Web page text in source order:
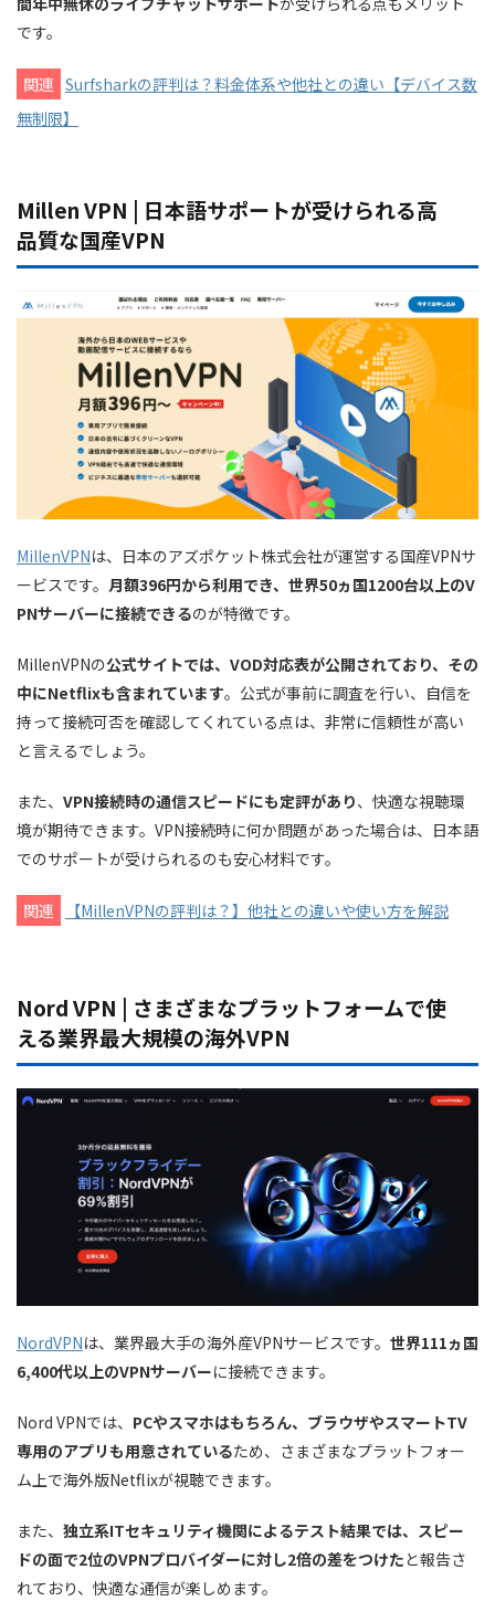
ブルガリア(1) :
キプロス(1) :
クロアチア(1) :
エストニア(1) :
フィンランド(1) :
フランス(2)
ジョージア(1) :
ドイツ(3)
ギリシャ(1) :
ハンガリー(1) :
アイスランド(1) :
アイルランド(1) :
マン島(1) :
イタリア(3)
ラトビア(1) :
リヒテンシュタイン(1) :
リトアニア(1) :
マルタ(1) :
モルドバ(1) :
モナコ(1) :
モンテネグロ(1) :
ノルウェー(1) :
ポーランド(1) :
セルビア(1) :
スロバキア(1) :
スロベニア(1) :
スペイン(2)
ウクライナ(1) :
オーストラリア(5)
バングラデシュ(1) :
ブータン(1) :
ブルネイ(1) :
カンボジア(1) :
です。
関連 Surfsharkの評判は？料金体系や他社との違い【デバイス数
無制限】
Millen VPN | 日本語サポートが受けられる高
品質な国産VPN
MillenVPNは、日本のアズポケット株式会社が運営する国産VPNサ
ービスです。 月額396円から利用でき、世界50ヵ国1200台以上のV
PNサーバーに接続できるのが特徴です。
MillenVPNの公式サイトでは、VOD対応表が公開されており、その
中にNetflixも含まれています。公式が事前に調査を行い、自信を
持って接続可否を確認してくれている点は、非常に信頼性が高い
と言えるでしょう。
また、 VPN接続時の通信スピードにも定評があり、快適な視聴環
境が期待できます。VPN接続時に何か問題があった場合は、日本語
でのサポートが受けられるのも安心材料です。
関連 【MillenVPNの評判は？】他社との違いや使い方を解説
Nord VPN | さまざまなプラットフォームで使
える業界最大規模の海外VPN
NordVPNは、業界最大手の海外産VPNサービスです。 世界111ヵ国
6,400代以上のVPNサーバーに接続できます。
Nord VPNでは、 PCやスマホはもちろん、ブラウザやスマートTV
専用のアプリも用意されているため、さまざまなプラットフォー
ム上で海外版Netflixが視聴できます。
また、 独立系ITセキュリティ機関によるテスト結果では、スピー
ドの面で2位のVPNプロバイダーに対し2倍の差をつけたと報告さ
れており、快適な通信が楽しめます。